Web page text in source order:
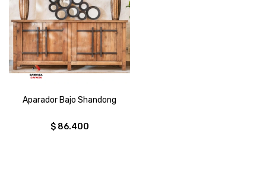
Aparador Bajo Shandong
$ 86.400